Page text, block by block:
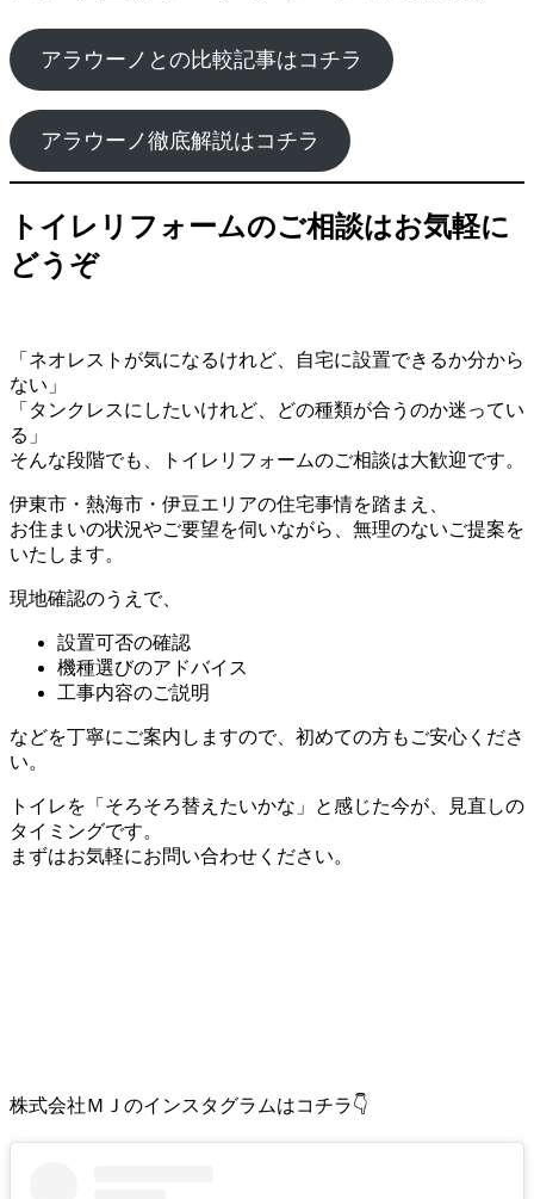
アラウーノとの比較記事はコチラ
アラウーノ徹底解説はコチラ
トイレリフォームのご相談はお気軽に
どうぞ
「ネオレストが気になるけれど、自宅に設置できるか分から
ない」
「タンクレスにしたいけれど、どの種類が合うのか迷ってい
る」
そんな段階でも、トイレリフォームのご相談は大歓迎です。
伊東市・熱海市・伊豆エリアの住宅事情を踏まえ、
お住まいの状況やご要望を伺いながら、無理のないご提案を
いたします。
現地確認のうえで、
設置可否の確認
機種選びのアドバイス
工事内容のご説明
などを丁寧にご案内しますので、初めての方もご安心くださ
い。
トイレを「そろそろ替えたいかな」と感じた今が、見直しの
タイミングです。
まずはお気軽にお問い合わせください。
株式会社ＭＪのインスタグラムはコチラ👇